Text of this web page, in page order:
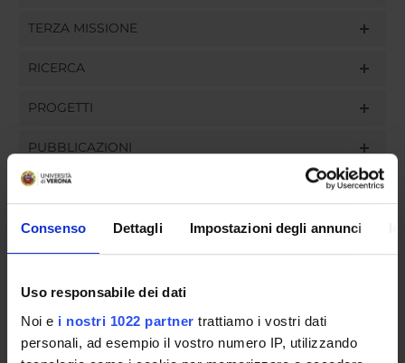
Consenso Dettagli Impostazioni degli annunci
Uso responsabile dei dati
Noi e i nostri 1022 partner trattiamo i vostri dati
personali, ad esempio il vostro numero IP, utilizzando
TERZA MISSIONE
RICERCA
PROGETTI
PUBBLICAZIONI
INCARICHI
ORGANIZZAZIONE
GOVERNANCE